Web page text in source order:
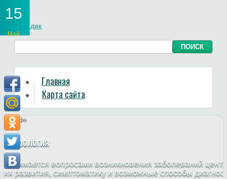
Главная
Карта сайта
Неврология
Занимается вопросами возникновения заболеваний
их развития, симптоматику и возможные способы
15
Май